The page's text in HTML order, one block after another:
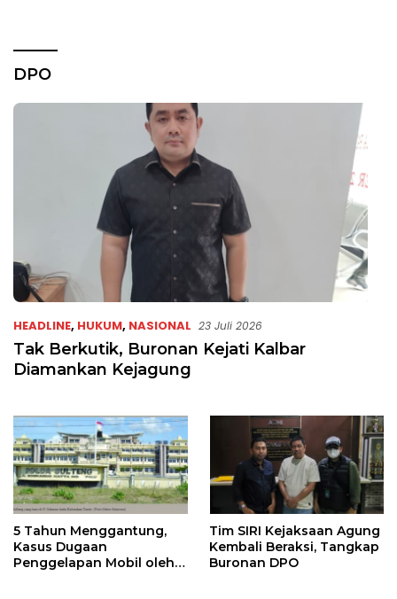
DPO
HEADLINE, HUKUM, NASIONAL 23 Juli 2026
Tak Berkutik, Buronan Kejati Kalbar
Diamankan Kejagung
5 Tahun Menggantung,
Kasus Dugaan
Penggelapan Mobil oleh
Tim SIRI Kejaksaan Agung
Kembali Beraksi, Tangkap
Buronan DPO